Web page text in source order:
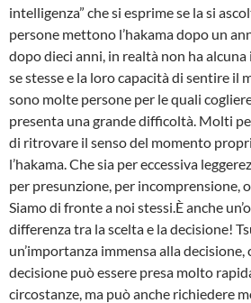
intelligenza” che si esprime se la si
persone mettono l’hakama dopo un
dopo dieci anni, in realtà non ha
se stesse e la loro capacità di sentire il
sono molte persone per le quali
presenta una grande difficoltà. Molti
di ritrovare il senso del momento
l’hakama. Che sia per eccessiva
per presunzione, per incomprensione,
Siamo di fronte a noi stessi.È anche
differenza tra la scelta e la decisione!
un’importanza immensa alla
decisione può essere presa molto
circostanze, ma può anche richiedere